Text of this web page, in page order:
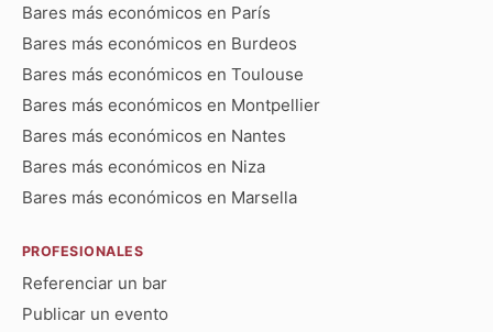
Bares más económicos en París
Bares más económicos en Burdeos
Bares más económicos en Toulouse
Bares más económicos en Montpellier
Bares más económicos en Nantes
Bares más económicos en Niza
Bares más económicos en Marsella
PROFESIONALES
Referenciar un bar
Publicar un evento